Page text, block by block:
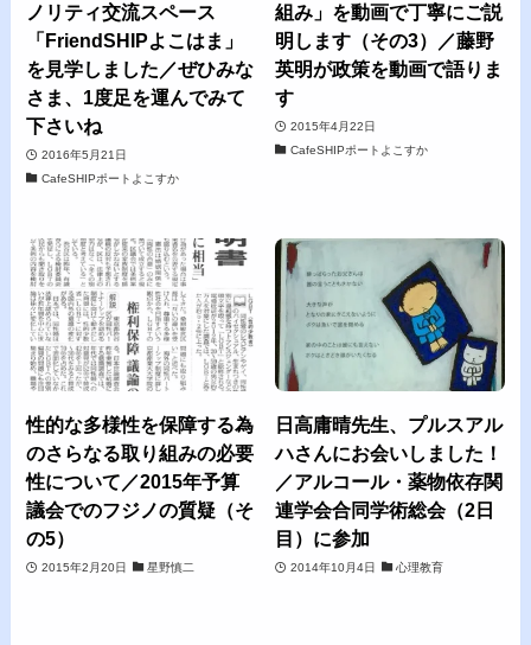
ノリティ交流スペース
「FriendSHIPよこはま」
を見学しました／ぜひみな
さま、1度足を運んでみて
下さいね
2016年5月21日
CafeSHIPポートよこすか
組み」を動画で丁寧にご説
明します（その3）／藤野
英明が政策を動画で語りま
す
2015年4月22日
CafeSHIPポートよこすか
性的な多様性を保障する為
のさらなる取り組みの必要
性について／2015年予算
議会でのフジノの質疑（そ
の5）
2015年2月20日 星野慎二
日高庸晴先生、プルスアル
ハさんにお会いしました！
／アルコール・薬物依存関
連学会合同学術総会（2日
目）に参加
2014年10月4日 心理教育